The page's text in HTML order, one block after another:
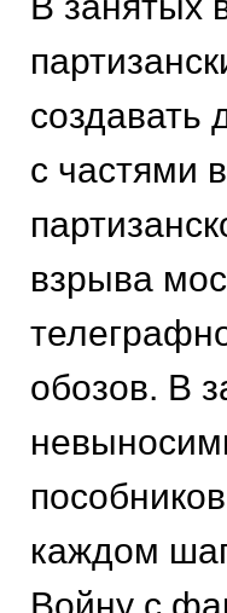
создавать
с частями
взрыва
обозов. В
каждом